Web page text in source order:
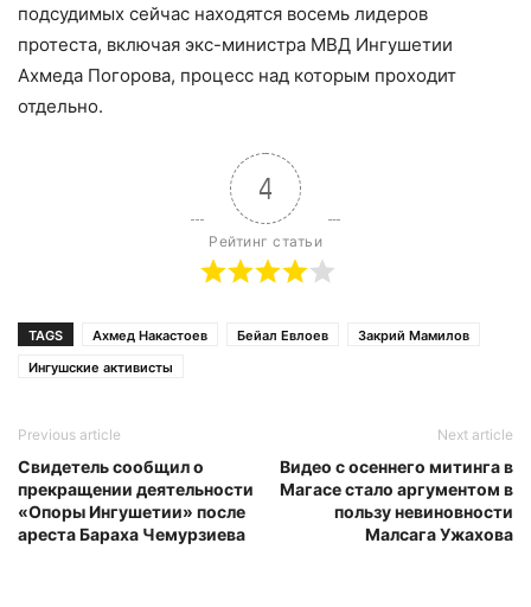
подсудимых сейчас находятся восемь лидеров
протеста, включая экс-министра МВД Ингушетии
Ахмеда Погорова, процесс над которым проходит
отдельно.
4
Рейтинг статьи
TAGS Ахмед Накастоев Бейал Евлоев
Закрий Мамилов
Ингушские активисты
Previous article
Свидетель сообщил о
прекращении деятельности
«Опоры Ингушетии» после
ареста Бараха Чемурзиева
Next article
Видео с осеннего митинга в
Магасе стало аргументом в
пользу невиновности
Малсага Ужахова